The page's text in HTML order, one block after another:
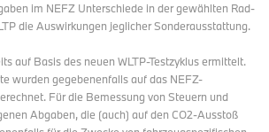
im NEFZ Unterschiede in der gewählten Rad-
die Auswirkungen jeglicher Sonderausstattung.
auf Basis des neuen WLTP-Testzyklus ermittelt.
wurden gegebenenfalls auf das NEFZ-
Für die Bemessung von Steuern und
Abgaben, die (auch) auf den CO2-Ausstoß